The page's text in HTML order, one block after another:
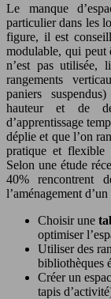
Le manque
particulier dans les
figure, il est
modulable, qui peut
n’est pas utilisée,
rangements
paniers
hauteur et de
d’apprentissage
déplie et que l’on
pratique et flexible
Selon une étude
40% rencontrent
l’aménagement
Choisir une
optimiser
Utiliser des
bibliothèques
Créer un
tapis